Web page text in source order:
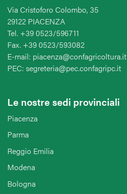
Via Cristoforo Colombo, 35
29122 PIACENZA
Tel. +39 0523/596711
Fax. +39 0523/593082
E-mail: piacenza@confagricoltura.it
PEC: segreteria@pec.confagripc.it
Le nostre sedi provinciali
Piacenza
Parma
Reggio Emilia
Modena
Bologna